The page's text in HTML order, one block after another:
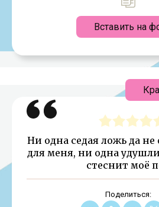
Вставить на
Ни одна седая ложь да не
для меня, ни одна
стеснит моё
Поделиться: